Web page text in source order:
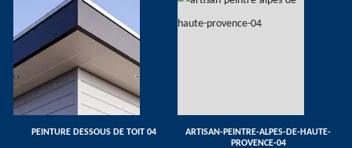
PEINTURE DESSOUS DE TOIT 04
ARTISAN-PEINTRE-ALPES-DE-HAUTE-
PROVENCE-04